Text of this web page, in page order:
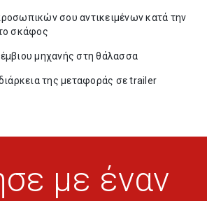
σου αντικειμένων κατά την
σκάφος
μηχανής στη θάλασσα
της μεταφοράς σε trailer
με έναν